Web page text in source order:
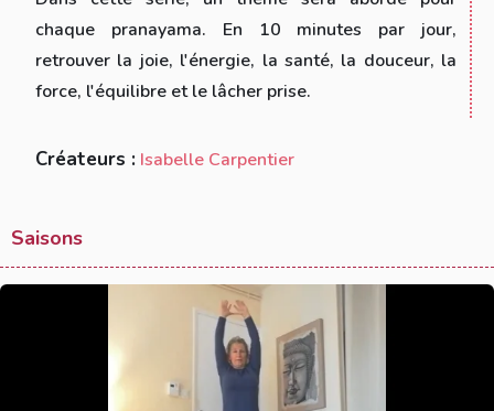
chaque pranayama. En 10 minutes par jour,
retrouver la joie, l'énergie, la santé, la douceur, la
force, l'équilibre et le lâcher prise.
Créateurs : Isabelle Carpentier
Saisons